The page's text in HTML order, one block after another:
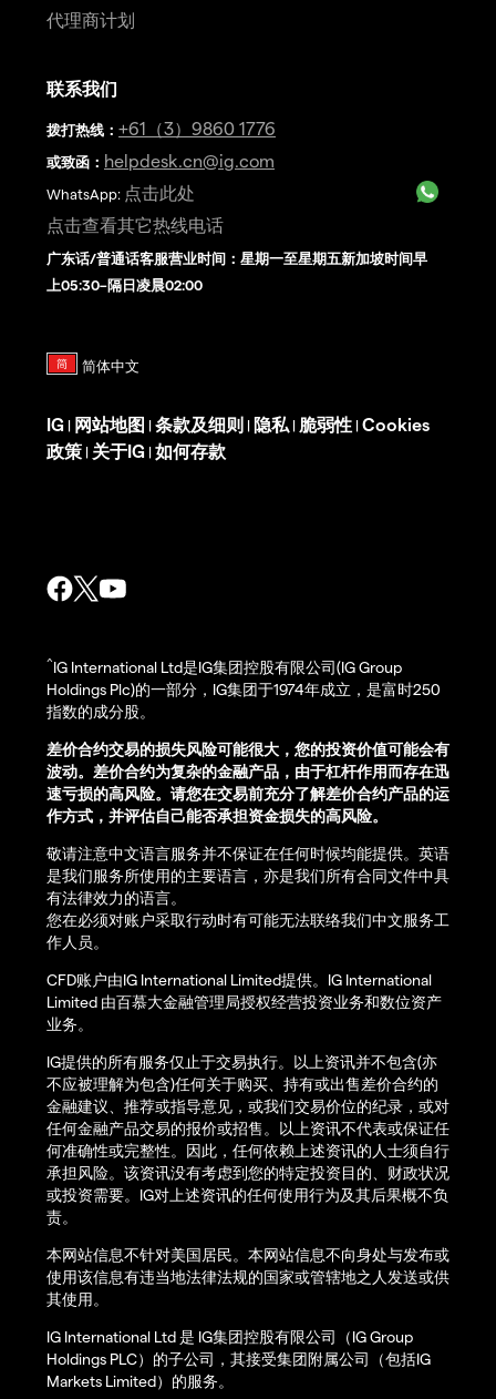
代理商计划
联系我们
拨打热线 ： +61（3）9860 1776
或致函： helpdesk.cn@ig.com
WhatsApp: 点击此处
点击查看其它热线电话
广东话/普通话客服营业时间：星期一至星期五新加坡时间早
上05:30–隔日凌晨02:00
IG | 网站地图 | 条款及细则 | 隐私 | 脆弱性 | Cookies
政策 | 关于IG | 如何存款
^IG International Ltd是IG集团控股有限公司(IG Group
Holdings Plc)的一部分，IG集团于1974年成立，是富时250
指数的成分股。
差价合约交易的损失风险可能很大，您的投资价值可能会有
波动。差价合约为复杂的金融产品，由于杠杆作用而存在迅
速亏损的高风险。请您在交易前充分了解差价合约产品的运
作方式，并评估自己能否承担资金损失的高风险。
敬请注意中文语言服务并不保证在任何时候均能提供。英语
是我们服务所使用的主要语言，亦是我们所有合同文件中具
有法律效力的语言。
您在必须对账户采取行动时有可能无法联络我们中文服务工
作人员。
CFD账户由IG International Limited提供。IG International
Limited 由百慕大金融管理局授权经营投资业务和数位资产
业务。
IG提供的所有服务仅止于交易执行。以上资讯并不包含(亦
不应被理解为包含)任何关于购买、持有或出售差价合约的
金融建议、推荐或指导意见，或我们交易价位的纪录，或对
任何金融产品交易的报价或招售。以上资讯不代表或保证任
何准确性或完整性。因此，任何依赖上述资讯的人士须自行
承担风险。该资讯没有考虑到您的特定投资目的、财政状况
或投资需要。IG对上述资讯的任何使用行为及其后果概不负
责。
本网站信息不针对美国居民。本网站信息不向身处与发布或
使用该信息有违当地法律法规的国家或管辖地之人发送或供
其使用。
IG International Ltd 是 IG集团控股有限公司（IG Group
Holdings PLC）的子公司，其接受集团附属公司（包括IG
Markets Limited）的服务。